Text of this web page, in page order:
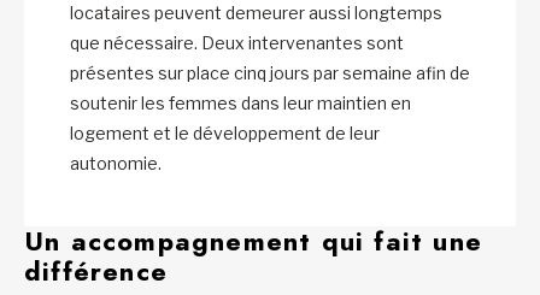
locataires peuvent demeurer aussi longtemps
que nécessaire. Deux intervenantes sont
présentes sur place cinq jours par semaine afin de
soutenir les femmes dans leur maintien en
logement et le développement de leur
autonomie.
Un accompagnement qui fait une
différence